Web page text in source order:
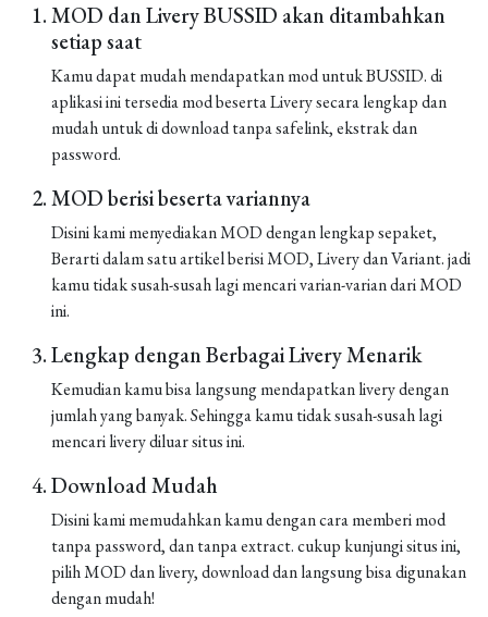
MOD dan Livery BUSSID akan ditambahkan
setiap saat
Kamu dapat mudah mendapatkan mod untuk BUSSID. di
aplikasi ini tersedia mod beserta Livery secara lengkap dan
mudah untuk di download tanpa safelink, ekstrak dan
password.
MOD berisi beserta variannya
Disini kami menyediakan MOD dengan lengkap sepaket,
Berarti dalam satu artikel berisi MOD, Livery dan Variant. jadi
kamu tidak susah-susah lagi mencari varian-varian dari MOD
ini.
Lengkap dengan Berbagai Livery Menarik
Kemudian kamu bisa langsung mendapatkan livery dengan
jumlah yang banyak. Sehingga kamu tidak susah-susah lagi
mencari livery diluar situs ini.
Download Mudah
Disini kami memudahkan kamu dengan cara memberi mod
tanpa password, dan tanpa extract. cukup kunjungi situs ini,
pilih MOD dan livery, download dan langsung bisa digunakan
dengan mudah!